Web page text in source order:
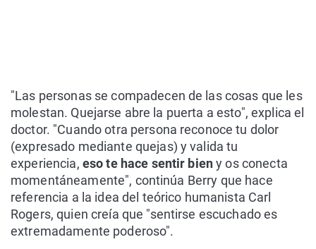
"Las personas se compadecen de las cosas que les
molestan. Quejarse abre la puerta a esto", explica el
doctor. "Cuando otra persona reconoce tu dolor
(expresado mediante quejas) y valida tu
experiencia, eso te hace sentir bieny os conecta
momentáneamente", continúa Berry que hace
referencia a la idea del teórico humanista Carl
Rogers, quien creía que "sentirse escuchado es
extremadamente poderoso".